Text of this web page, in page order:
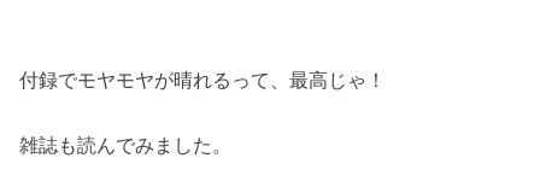
付録でモヤモヤが晴れるって、最高じゃ！
雑誌も読んでみました。